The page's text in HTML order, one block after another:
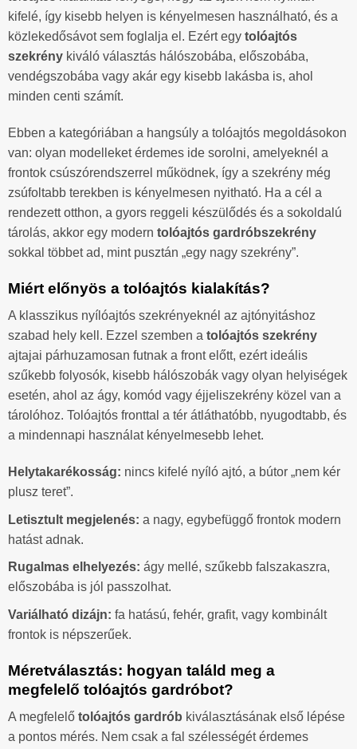
kifelé, így kisebb helyen is kényelmesen használható, és a
közlekedősávot sem foglalja el. Ezért egy tolóajtós
szekrény kiváló választás hálószobába, előszobába,
vendégszobába vagy akár egy kisebb lakásba is, ahol
minden centi számít.
Ebben a kategóriában a hangsúly a tolóajtós megoldásokon
van: olyan modelleket érdemes ide sorolni, amelyeknél a
frontok csúszórendszerrel működnek, így a szekrény még
zsúfoltabb terekben is kényelmesen nyitható. Ha a cél a
rendezett otthon, a gyors reggeli készülődés és a sokoldalú
tárolás, akkor egy modern tolóajtós gardróbszekrény
sokkal többet ad, mint pusztán „egy nagy szekrény”.
Miért előnyös a tolóajtós kialakítás?
A klasszikus nyílóajtós szekrényeknél az ajtónyitáshoz
szabad hely kell. Ezzel szemben a tolóajtós szekrény
ajtajai párhuzamosan futnak a front előtt, ezért ideális
szűkebb folyosók, kisebb hálószobák vagy olyan helyiségek
esetén, ahol az ágy, komód vagy éjjeliszekrény közel van a
tárolóhoz. Tolóajtós fronttal a tér átláthatóbb, nyugodtabb, és
a mindennapi használat kényelmesebb lehet.
Helytakarékosság: nincs kifelé nyíló ajtó, a bútor „nem kér
plusz teret”.
Letisztult megjelenés: a nagy, egybefüggő frontok modern
hatást adnak.
Rugalmas elhelyezés: ágy mellé, szűkebb falszakaszra,
előszobába is jól passzolhat.
Variálható dizájn: fa hatású, fehér, grafit, vagy kombinált
frontok is népszerűek.
Méretválasztás: hogyan találd meg a
megfelelő tolóajtós gardróbot?
A megfelelő tolóajtós gardrób kiválasztásának első lépése
a pontos mérés. Nem csak a fal szélességét érdemes